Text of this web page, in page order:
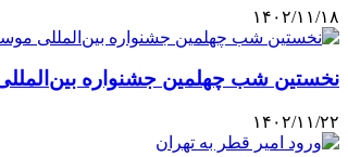
۱۴۰۲/۱۱/۱۸
نخستین شب چهلمین جشنواره
۱۴۰۲/۱۱/۲۲